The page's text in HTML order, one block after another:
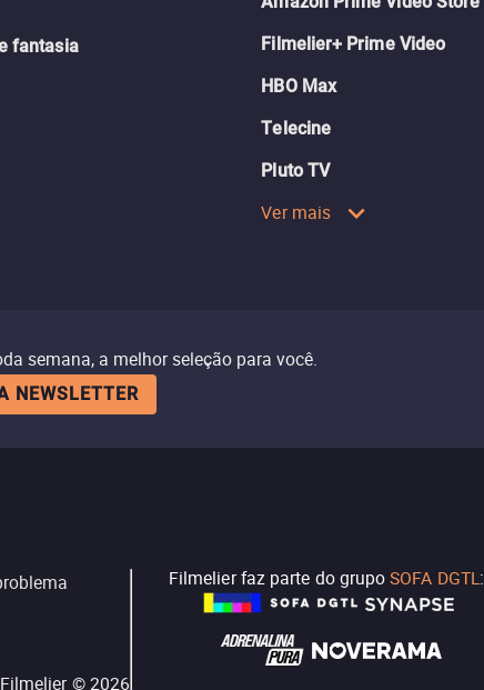
fantasia
Filmelier+ Prime Video
HBO Max
Telecine
Pluto TV
Ver mais
semana, a melhor seleção para você.
NEWSLETTER
Filmelier ©2026
Filmelier faz parte do grupoSOFA DGTL: